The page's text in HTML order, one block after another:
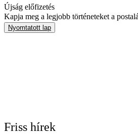
Újság előfizetés
Kapja meg a legjobb történeteket a
Nyomtatott lap
Friss hírek